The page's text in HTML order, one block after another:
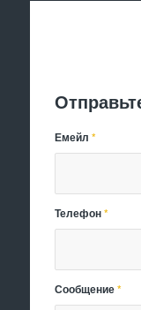
Емейл*
Телефон*
Сообщение*